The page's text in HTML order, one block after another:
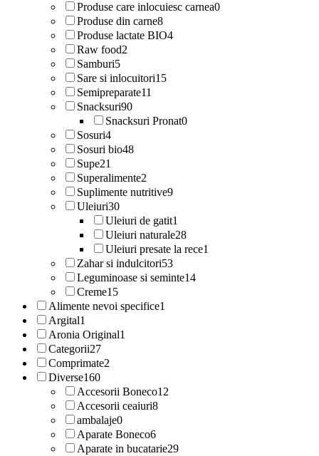
Produse care inlocuiesc carnea0
Produse din carne8
Produse lactate BIO4
Raw food2
Samburi5
Sare si inlocuitori15
Semipreparate11
Snacksuri90
Snacksuri Pronat0
Sosuri4
Sosuri bio48
Supe21
Superalimente2
Suplimente nutritive9
Uleiuri30
Uleiuri de gatit1
Uleiuri naturale28
Uleiuri presate la rece1
Zahar si indulcitori53
Leguminoase si seminte14
Creme15
Alimente nevoi specifice1
Argital1
Aronia Original1
Categorii27
Comprimate2
Diverse160
Accesorii Boneco12
Accesorii ceaiuri8
ambalaje0
Aparate Boneco6
Aparate in bucatarie29